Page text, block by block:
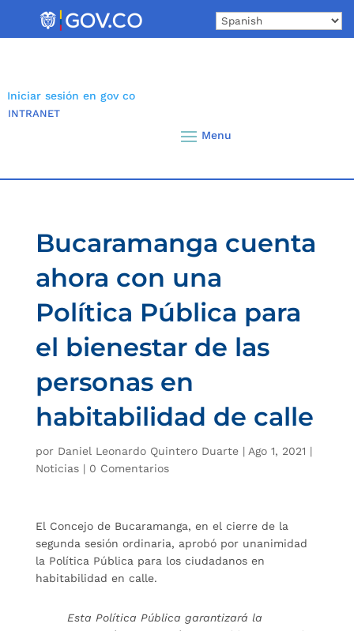
Iniciar sesión en gov co
INTRANET
Bucaramanga cuenta
ahora con una
Política Pública para
el bienestar de las
personas en
habitabilidad de calle
por Daniel Leonardo Quintero Duarte| Ago 1, 2021 |
Noticias| 0 Comentarios
El Concejo de Bucaramanga, en el cierre de la
segunda sesión ordinaria, aprobó por unanimidad
la Política Pública para los ciudadanos en
habitabilidad en calle.
Esta Política Pública garantizará la